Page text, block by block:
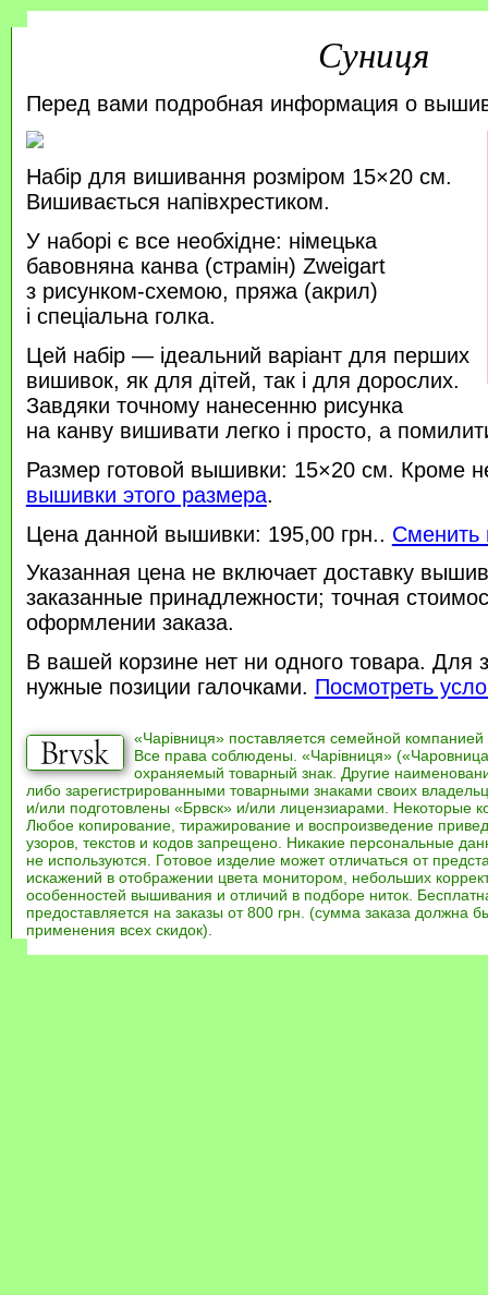
Суниця
Перед вами подробная информация о
Набір для вишивання розміром 15×20 см.
Вишивається напівхрестиком.
У наборі є все необхідне: німецька
бавовняна канва (страмін) Zweigart
з рисунком-схемою, пряжа (акрил)
і спеціальна голка.
Цей набір — ідеальний варіант для перших
вишивок, як для дітей, так і для дорослих.
Завдяки точному нанесенню рисунка
на канву вишивати легко і просто, а
Размер готовой вышивки: 15×20 см. Кроме
вышивки этого размера.
Цена данной вышивки: 195,00 грн.. Сменить
Указанная цена не включает доставку
заказанные принадлежности; точная
оформлении заказа.
В вашей корзине нет ни одного товара. Для
нужные позиции галочками. Посмотреть
«Чарівниця» поставляется семейной компанией
Все права соблюдены. «Чарівниця»
охраняемый товарный знак. Другие
либо зарегистрированными товарными знаками своих
и/или подготовлены «Брвск» и/или лицензиарами. Некоторые
Любое копирование, тиражирование и воспроизведение
узоров, текстов и кодов запрещено. Никакие персональные
не используются. Готовое изделие может отличаться от
искажений в отображении цвета монитором, небольших
особенностей вышивания и отличий в подборе ниток.
предоставляется на заказы от 800 грн. (сумма заказа должна
применения всех скидок).